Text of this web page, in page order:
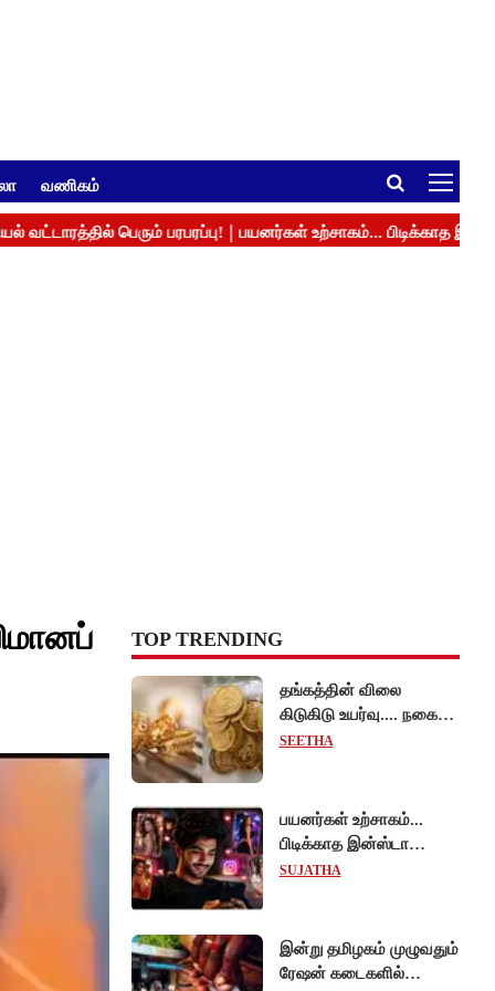
வணிகம்
TOP TRENDING
தங்கத்தின் விலை
கிடுகிடு உயர்வு.... நகைப்
பிரியர்கள் அதிர்ச்சி!
SEETHA
பயனர்கள் உற்சாகம்...
பிடிக்காத இன்ஸ்டா
ரீல்ஸ்களை ஒரே க்ளிக்கில்
SUJATHA
இன்று தமிழகம் முழுவதும்
ரேஷன் கடைகளில்